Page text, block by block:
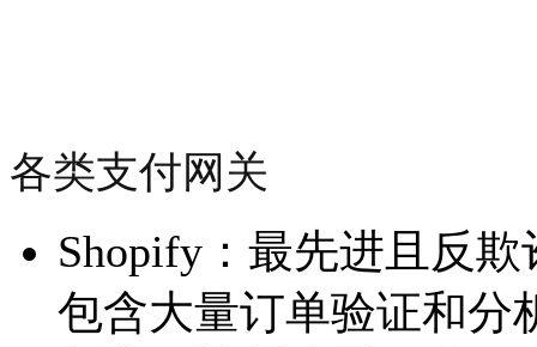
各类支付网关
Shopify：最先进且反
包含大量订单验证和分